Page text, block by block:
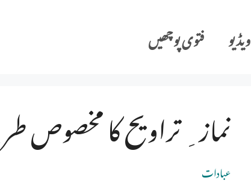
ویڈیو فتوی پوچھیں
نماز ِ تراویح کا مخصوص
عبادات